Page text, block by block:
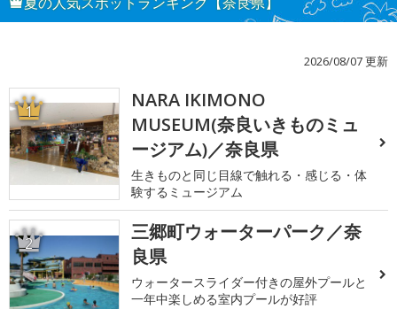
2026/08/07 更新
1
NARA IKIMONO
MUSEUM(奈良いきものミュ
ージアム)／奈良県
生きものと同じ目線で触れる・感じる・体
験するミュージアム
2
三郷町ウォーターパーク／奈
良県
ウォータースライダー付きの屋外プールと
一年中楽しめる室内プールが好評